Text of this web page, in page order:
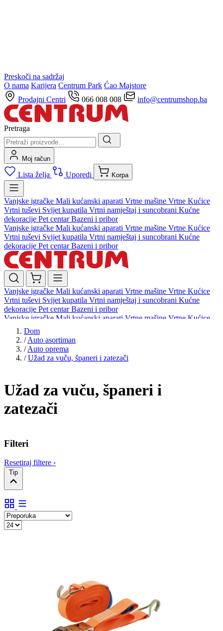
Preskoči na sadržaj
O nama Karijera Centrum Park Ćao Majstore
Prodajni Centri
066 008 008 info@centrumshop.ba
Pretraga
Moj račun
Lista želja Uporedi Korpa
Vanjske igračke Mali kućanski aparati Vrtne mašine Vrtne Kućice
Vrtni tuševi Svijet kupatila Vrtni namještaj i suncobrani Kućne
dekoracije Pet centarBazeni i pribor
Vanjske igračke Mali kućanski aparati Vrtne mašine Vrtne Kućice
Vrtni tuševi Svijet kupatila Vrtni namještaj i suncobrani Kućne
dekoracije Pet centarBazeni i pribor
Vanjske igračke Mali kućanski aparati Vrtne mašine Vrtne Kućice
Vrtni tuševi Svijet kupatila Vrtni namještaj i suncobrani Kućne
dekoracije Pet centarBazeni i pribor
Vanjske igračke Mali kućanski aparati Vrtne mašine Vrtne Kućice
Vrtni tuševi
dekoracijePet centar
Dom
/ Auto asortiman
/ Auto oprema
/ Užad za vuču, španeri i zatezači
Užad za vuču, španeri i
zatezači
Filteri
Resetiraj filtere ›
Tip